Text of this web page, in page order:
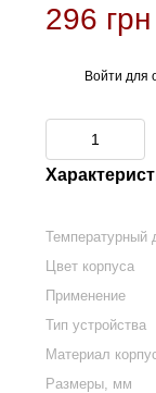
296 грн
Войти для
Температурный
Цвет корпуса
Применение
Тип устройства
Материал
Размеры, мм